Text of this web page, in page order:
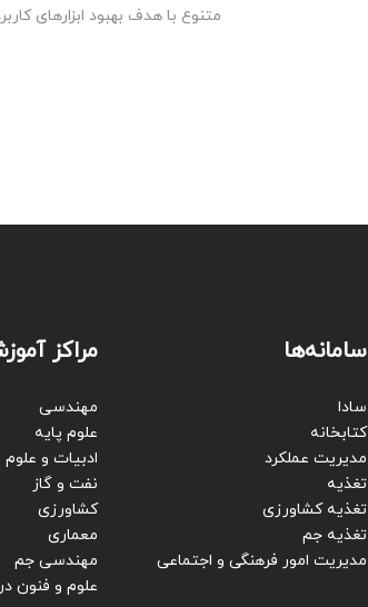
متنوع با هدف بهبود ابزارهای
سامانه‌ها
سادا
کتابخانه
مدیریت عملکرد
تغذیه
تغذیه کشاورزی
تغذیه جم
مدیریت امور فرهنگی و اجتماعی
مراکز
مهندسی
علوم پایه
ادبیات و علوم
نفت و گاز
کشاورزی
معماری
مهندسی جم
علوم و فنون